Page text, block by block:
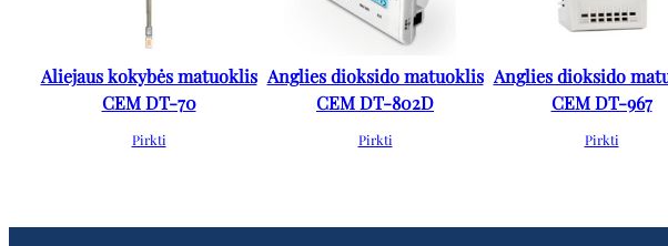
Aliejaus kokybės matuoklis
CEM DT-70
Pirkti
Anglies dioksido matuoklis
CEM DT-802D
Pirkti
Anglies dioksido
CEM DT-967
Pirkti